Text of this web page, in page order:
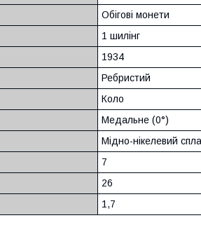
Обігові монети
1 шилінг
1934
Ребристий
Коло
Медальне (0°)
Мідно-нікелевий
7
26
1,7